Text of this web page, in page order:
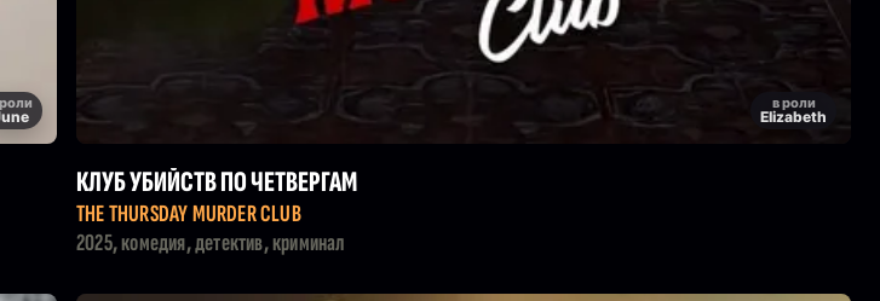
в роли
Elizabeth
КЛУБ УБИЙСТВ ПО ЧЕТВЕРГАМ
THE THURSDAY MURDER CLUB
2025, комедия, детектив, криминал